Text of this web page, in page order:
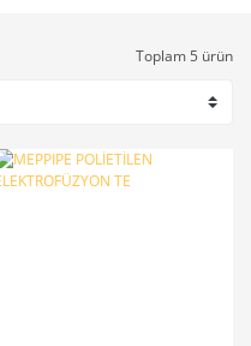
Toplam 5 ürün